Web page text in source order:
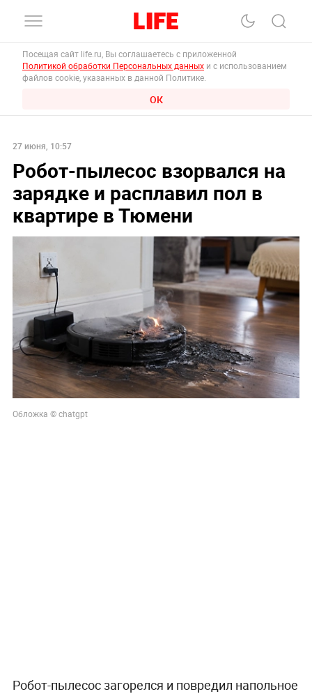
Посещая сайт life.ru, Вы соглашаетесь с приложенной
Политикой обработки Персональных данных и с использованием
файлов cookie, указанных в данной Политике.
ОК
27 июня, 10:57
Робот-пылесос взорвался на
зарядке и расплавил пол в
квартире в Тюмени
Обложка © chatgpt
Робот-пылесос загорелся и повредил напольное